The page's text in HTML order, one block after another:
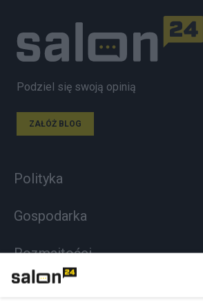
Podziel się swoją opinią
ZAŁÓŻ BLOG
Polityka
Gospodarka
Rozmaitości